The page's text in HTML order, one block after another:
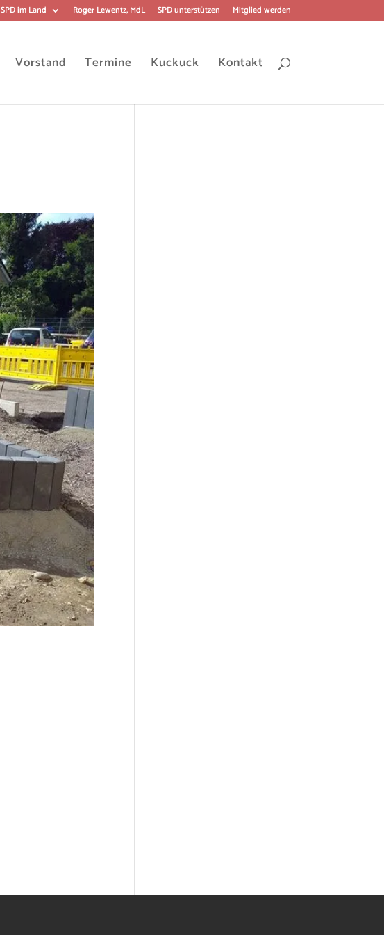
SPD im Land Roger Lewentz, MdL SPD unterstützen Mitglied werden
Vorstand Termine Kuckuck Kontakt